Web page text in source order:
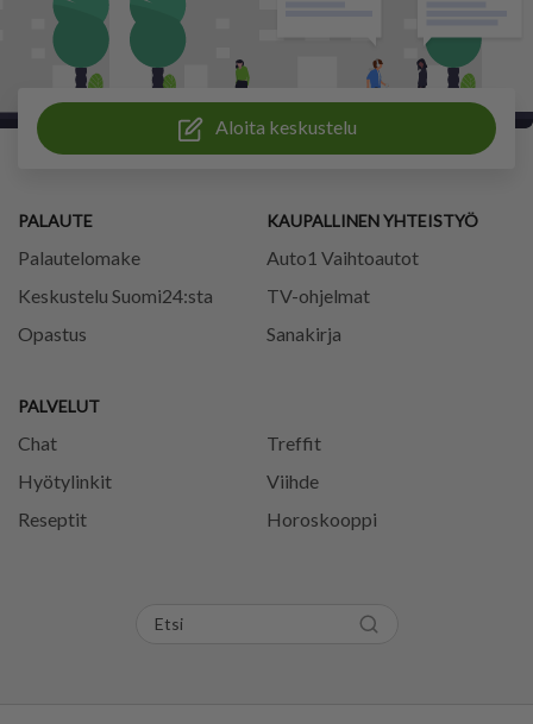
Aloita keskustelu
PALAUTE
Palautelomake
Keskustelu Suomi24:sta
Opastus
PALVELUT
Chat
Treffit
Hyötylinkit
Viihde
Reseptit
Horoskooppi
KAUPALLINEN YHTEISTYÖ
Auto1 Vaihtoautot
TV-ohjelmat
Sanakirja